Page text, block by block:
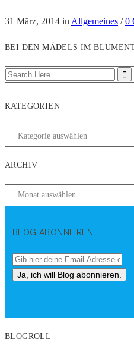
31 März, 2014 in Allgemeines /0
BEI DEN MÄDELS IM
KATEGORIEN
ARCHIV
BLOG ABONNIEREN
BLOGROLL